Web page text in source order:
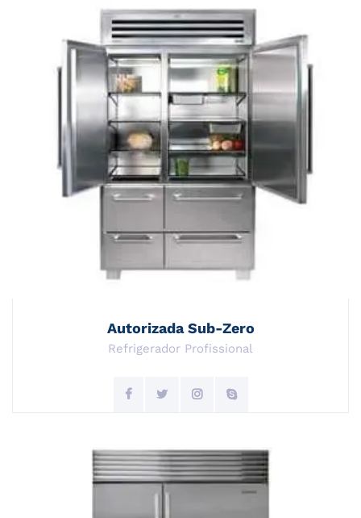
Autorizada Sub-Zero
Refrigerador Profissional